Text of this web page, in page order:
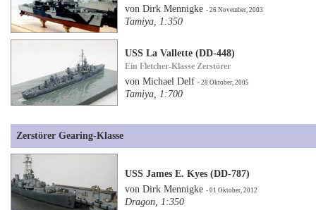
von Dirk Mennigke- 26 November, 2003
Tamiya, 1:350
USS La Vallette (DD-448)
Ein Fletcher-Klasse Zerstörer
von Michael Delf- 28 Oktober, 2005
Tamiya, 1:700
Zerstörer Gearing-Klasse
USS James E. Kyes (DD-787)
von Dirk Mennigke- 01 Oktober, 2012
Dragon, 1:350